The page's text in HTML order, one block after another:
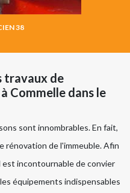
38
travaux de
Commelle dans le
sont innombrables. En fait,
rénovation de l'immeuble. Afin
est incontournable de convier
équipements indispensables